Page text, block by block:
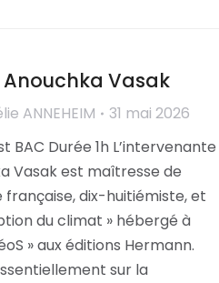
Vasak
ANNEHEIM
31 mai 2026
BAC Durée 1h L’intervenante
Vasak est maîtresse de
dix-huitiémiste, et
du climat » hébergé à
» aux éditions Hermann.
sur la